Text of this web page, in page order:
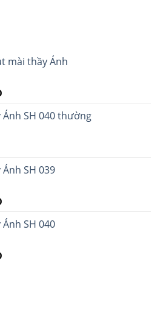
mài thầy Ánh
SH 040 thường
SH 039
SH 040